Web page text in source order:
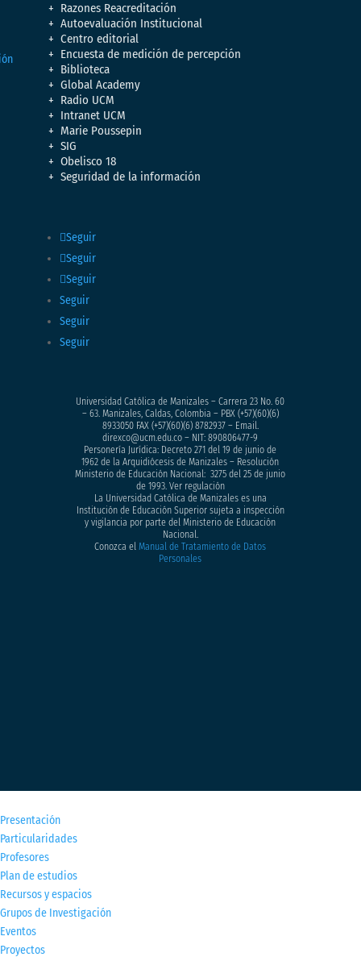
Razones Reacreditación
Autoevaluación Institucional
Centro editorial
Encuesta de medición de percepción
Biblioteca
Global Academy
Radio UCM
Intranet UCM
Marie Poussepin
SIG
Obelisco 18
Seguridad de la información
Seguir
Seguir
Seguir
Seguir
Seguir
Seguir
Universidad Católica de Manizales – Carrera 23 No. 60
– 63. Manizales, Caldas, Colombia – PBX (+57)(60)(6)
8933050FAX (+57)(60)(6) 8782937 – Email.
direxco@ucm.edu.co – NIT: 890806477-9
Personería Jurídica: Decreto 271 del 19 de junio de
1962 de la Arquidiócesis de Manizales – Resolución
Ministerio de Educación Nacional: 3275 del 25 de junio
de 1993. Ver regulación
La Universidad Católica de Manizales es una
Institución de Educación Superior sujeta a inspección
y vigilancia por parte del Ministerio de Educación
Nacional.
Conozca elManual de Tratamiento de Datos
Personales
Presentación
Particularidades
Profesores
Plan de estudios
Recursos y espacios
Grupos de Investigación
Eventos
Proyectos